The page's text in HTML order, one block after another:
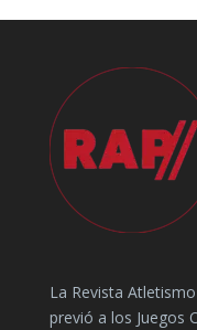
La Revista
previó a los Juegos